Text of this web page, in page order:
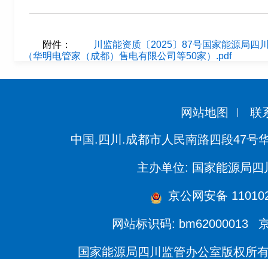
附件：
川监能资质〔2025〕87号国家能源局四
（华明电管家（成都）售电有限公司等50家）.pdf
网站地图 联
中国.四川.成都市人民南路四段47号
主办单位: 国家能源局四
京公网安备
网站标识码: bm62000013
国家能源局四川监管办公室版权所